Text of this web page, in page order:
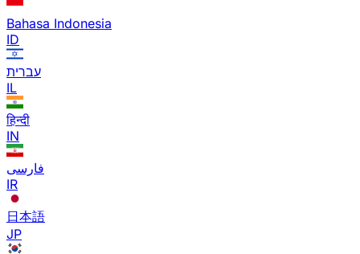
Bahasa Indonesia
ID
עברית
IL
हिन्दी
IN
فارسی
IR
日本語
JP